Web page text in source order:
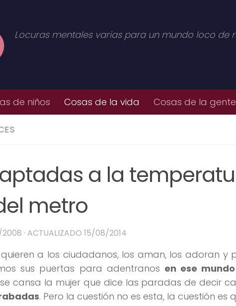
Locuras mentales varias para un mundo loco de
de niños Cosas de la vida Cosas de la gente
a la
metro
· ACTUALIZADO 15/08/2014
a los ciudadanos, los aman, los adoran y
sus puertas para adentranos en ese
se cansa la mujer que dice las paradas de decir
. Pero la cuestión no es esta, la cuestión